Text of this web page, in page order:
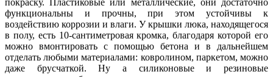
функциональны и прочны, при этом устойчивы к
воздействию коррозии и влаги. У крышки люка, находящегося
в полу, есть 10-сантиметровая кромка, благодаря которой его
можно вмонтировать с помощью бетона и в дальнейшем
отделать любыми материалами: ковролином, паркетом, можно
даже брусчаткой. Ну а силиконовые и резиновые